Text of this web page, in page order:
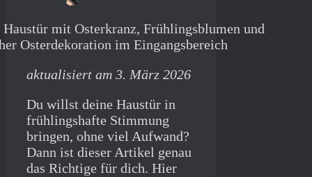
aktualisiert am 3. März 2026
Du willst deine Haustür in
frühlingshafte Stimmung
bringen, ohne viel Aufwand?
Dann ist dieser Artikel genau
das Richtige für dich. Hier